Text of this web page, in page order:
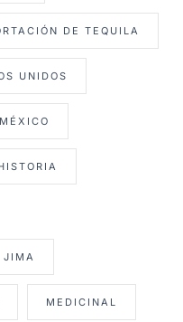
DE TEQUILA
UNIDOS
JIMA
MEDICINAL